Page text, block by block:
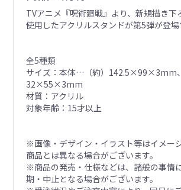
TVアニメ『呪術廻戦』より、新規描き下
使用したアクリルスタンドが第5弾が登場
全5種類
サイズ：本体…（約）142.5×99×3mm
32×55×3mm
材質：アクリル
対象年齢：15才以上
※画像・デザイン・イラスト等はイメー
商品とは異なる場合がございます。
※商品の発売・仕様などは、諸般の事情
期・中止となる場合がございます。